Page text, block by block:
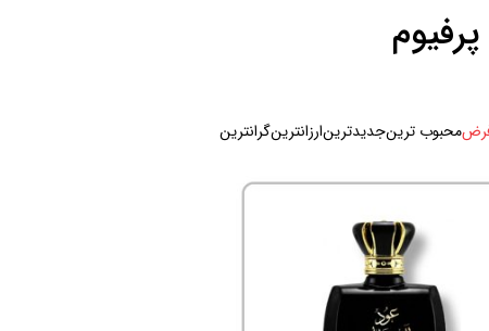
عطر یونیسکس شیرین
عطر یونیسکس گرم
محبوب ترینجدیدترینارزانترینگرانترین